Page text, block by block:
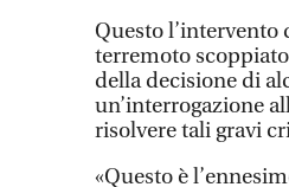
Questo
terremoto
della decisione di
un’interrogazione
risolvere tali gravi
«Questo è